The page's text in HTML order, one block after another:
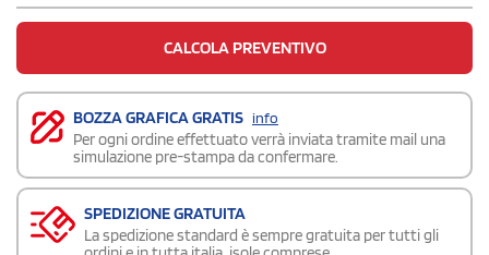
CALCOLA PREVENTIVO
BOZZA GRAFICA GRATIS info
Per ogni ordine effettuato verrà inviata tramite mail una
simulazione pre-stampa da confermare.
SPEDIZIONE GRATUITA
La spedizione standard è sempre gratuita per tutti gli